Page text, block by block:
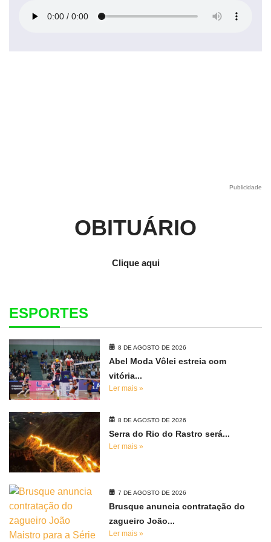
Publicidade
OBITUÁRIO
Clique aqui
ESPORTES
8 DE AGOSTO DE 2026
Abel Moda Vôlei estreia com
vitória...
Ler mais »
8 DE AGOSTO DE 2026
Serra do Rio do Rastro será...
Ler mais »
7 DE AGOSTO DE 2026
Brusque anuncia contratação do
zagueiro João...
Ler mais »